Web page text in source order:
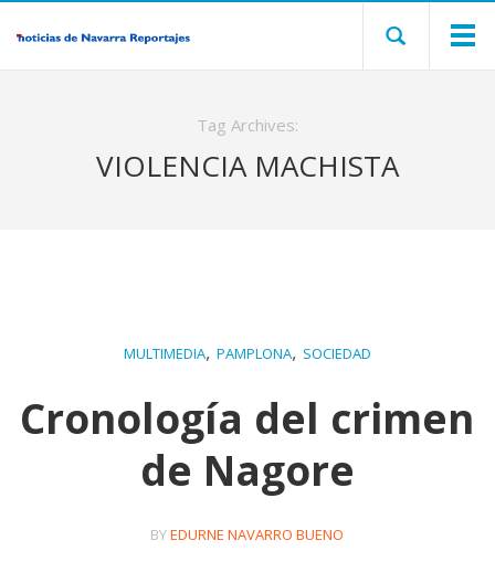
Tag Archives:
VIOLENCIA MACHISTA
MULTIMEDIA, PAMPLONA, SOCIEDAD
Cronología del crimen
de Nagore
BYEDURNE NAVARRO BUENO